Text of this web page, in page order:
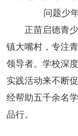
问题少
正苗启德青
镇大嘴村，专注
领导者。学校深
实践活动来不断
经帮助五千余名
品行。